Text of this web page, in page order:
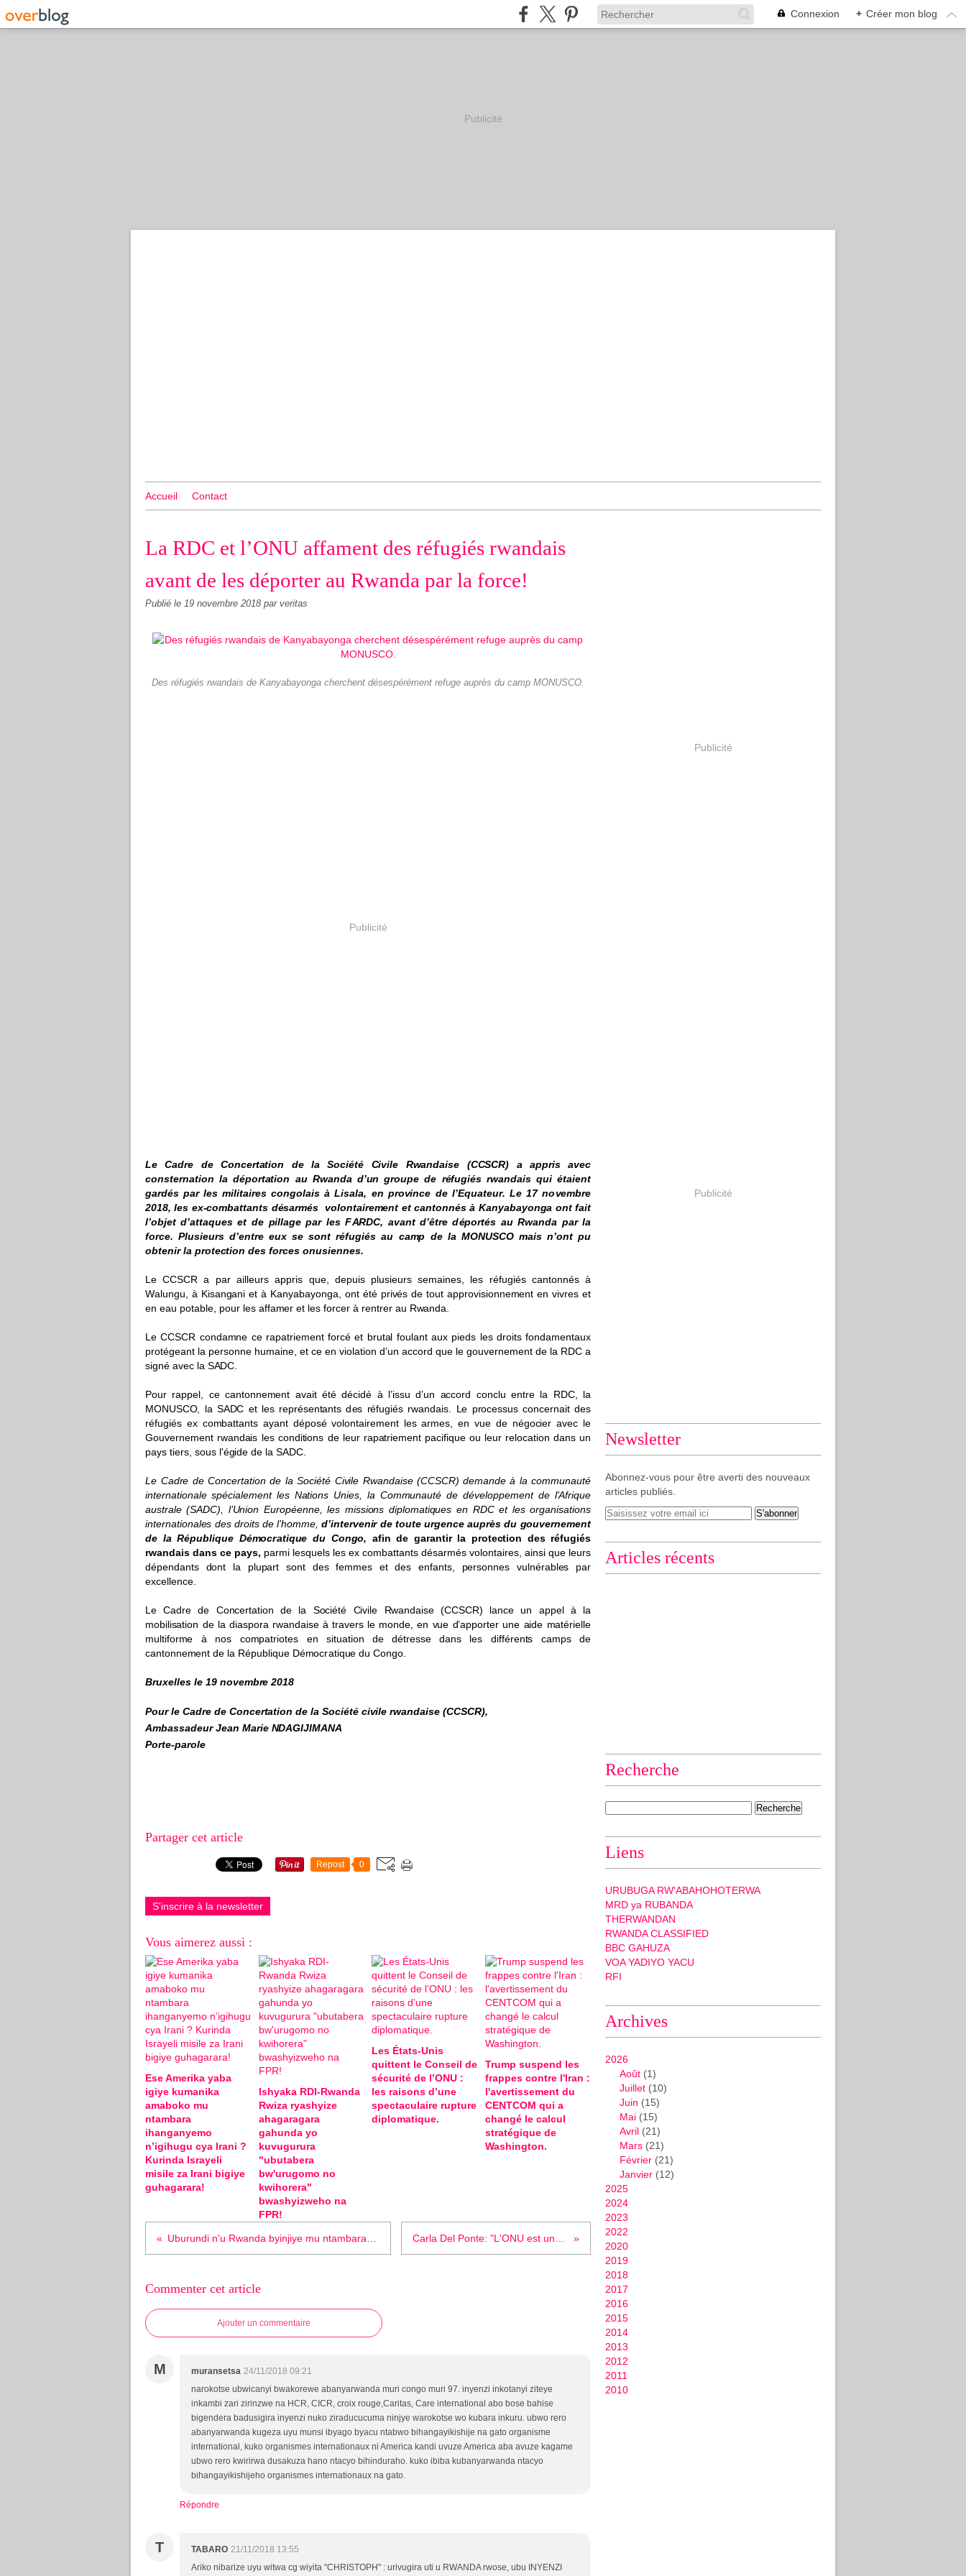
Connexion + Créer mon blog
Publicité
Accueil Contact
La RDC et l’ONU affament des réfugiés rwandais
avant de les déporter au Rwanda par la force!
Publié le 19 novembre 2018 par veritas
Des réfugiés rwandais de Kanyabayonga cherchent désespérément refuge auprès du camp MONUSCO.
Publicité
LeCadre de Concertation de la Société Civile Rwandaise (CCSCR) a appris avec
consternation la déportation au Rwanda d’ungroupe de réfugiés rwandaisquiétaient
gardés parlesmilitaires congolais à Lisala, en province de l’Equateur.Le 17 novembre
2018,les ex-combattants désarmésvolontairement etcantonnés à Kanyabayonga ontfait
l’objetd’attaques et de pillage par les FARDC, avantd’être déportés auRwanda parla
force. Plusieurs d’entre euxse sont réfugiés au camp de la MONUSCO mais n’ont pu
obtenir la protection desforces onusiennes.
LeCCSCR a par ailleurs appris que, depuis plusieurssemaines, les réfugiés cantonnés à
Walungu, à Kisangani et à Kanyabayonga, ont été privés de tout approvisionnement envivres et
en eau potable, pour les affamer et les forcer à rentrer au Rwanda.
LeCCSCR condamne ce rapatriement forcéet brutal foulant aux pieds les droitsfondamentaux
protégeant la personne humaine, et ceenviolation d’un accord que legouvernement de la RDC a
signé avec la SADC.
Pour rappel, ce cantonnement avaitété décidé à l’issud’un accord conclu entre la RDC, la
MONUSCO, la SADC et les représentants des réfugiés rwandais Le processus concernait des
réfugiés ex combattants ayant déposévolontairement lesarmes , en vue de négocier avec le
Gouvernement rwandais les conditions deleur rapatriement pacifique ou leur relocation dans un
pays tiers, sous l'égide de la SADC.
Le Cadre deConcertationde la Société CivileRwandaise (CCSCR)demande àla communauté
internationalespécialement les Nations Unies, la Communauté de développement de l'Afrique
australe (SADC), l’UnionEuropéenne, les missionsdiplomatiques en RDCet lesorganisations
internationales des droits del’homme, d’intervenir de toute urgence auprès du gouvernement
de la République Démocratique du Congo, afin de garantir la protection des réfugiés
rwandais dans ce pays, parmi lesquels les ex combattants désarmésvolontaires,ainsi que leurs
dépendants dont la plupart sont des femmes et des enfants, personnesvulnérables par
excellence.
LeCadre de Concertationde la Société Civile Rwandaise (CCSCR) lance un appel à la
mobilisation de la diaspora rwandaise à travers le monde , en vue d’apporter une aide matérielle
multiforme à nos compatriotes en situation de détressedans les différents camps de
cantonnementde la République Démocratique du Congo.
Bruxelles le 19 novembre 2018
Pourle Cadre de Concertation dela Société civilerwandaise(CCSCR),
Ambassadeur Jean Marie NDAGIJIMANA
Porte-parole
Partager cet article
Repost 0
S'inscrire à la newsletter
Vous aimerez aussi :
Ese Amerika yaba
igiye kumanika
amaboko mu
ntambara
ihanganyemo
n’igihugu cya Irani ?
Kurinda Israyeli
misile za Irani bigiye
guhagarara!
Ishyaka RDI-Rwanda
Rwiza ryashyize
ahagaragara
gahunda yo
kuvugurura
"ubutabera
bw'urugomo no
kwihorera"
bwashyizweho na
FPR!
Les États-Unis
quittent le Conseil de
sécurité de l’ONU :
les raisons d’une
spectaculaire rupture
diplomatique.
Trump suspend les
frappes contre l'Iran :
l'avertissement du
CENTCOM qui a
changé le calcul
stratégique de
Washington.
Commenter cet article
Ajouter un commentaire
M muransetsa 24/11/2018 09:21
narokotse ubwicanyi bwakorewe abanyarwanda muri congo muri 97. inyenzi inkotanyi ziteye
inkambi zari zirinzwe na HCR, CICR, croix rouge,Caritas, Care international abo bose bahise
bigendera badusigira inyenzi nuko ziraducucuma ninjye warokotse wo kubara inkuru. ubwo rero
abanyarwanda kugeza uyu munsi ibyago byacu ntabwo bihangayikishije na gato organisme
international, kuko organismes internationaux ni America kandi uvuze America aba avuze kagame
ubwo rero kwirirwa dusakuza hano ntacyo bihinduraho. kuko ibiba kubanyarwanda ntacyo
bihangayikishijeho organismes internationaux na gato.
Répondre
T TABARO 21/11/2018 13:55
Ariko nibarize uyu witwa cg wiyita "CHRISTOPH" : urivugira uti u RWANDA rwose, ubu INYENZI
Publicité
Publicité
Newsletter
Abonnez-vous pour être averti des nouveaux
articles publiés.
Articles récents
Recherche
Liens
URUBUGA RW'ABAHOHOTERWA
MRD ya RUBANDA
THERWANDAN
RWANDA CLASSIFIED
BBC GAHUZA
VOA YADIYO YACU
RFI
Archives
2026
Août (1)
Juillet (10)
Juin (15)
Mai (15)
Avril (21)
Mars (21)
Février (21)
Janvier (12)
2025
2024
2023
2022
2020
2019
2018
2017
2016
2015
2014
2013
2012
2011
2010